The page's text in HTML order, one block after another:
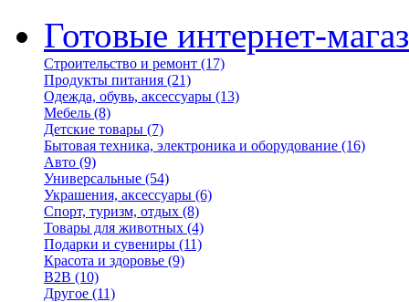
Готовые интернет-
Строительство и ремонт (17)
Продукты питания (21)
Одежда, обувь, аксессуары (13)
Мебель (8)
Детские товары (7)
Бытовая техника, электроника и оборудование (16)
Авто (9)
Универсальные (54)
Украшения, аксессуары (6)
Спорт, туризм, отдых (8)
Товары для животных (4)
Подарки и сувениры (11)
Красота и здоровье (9)
B2B (10)
Другое (11)